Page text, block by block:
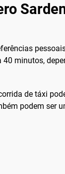
minutos,
de táxi
podem ser